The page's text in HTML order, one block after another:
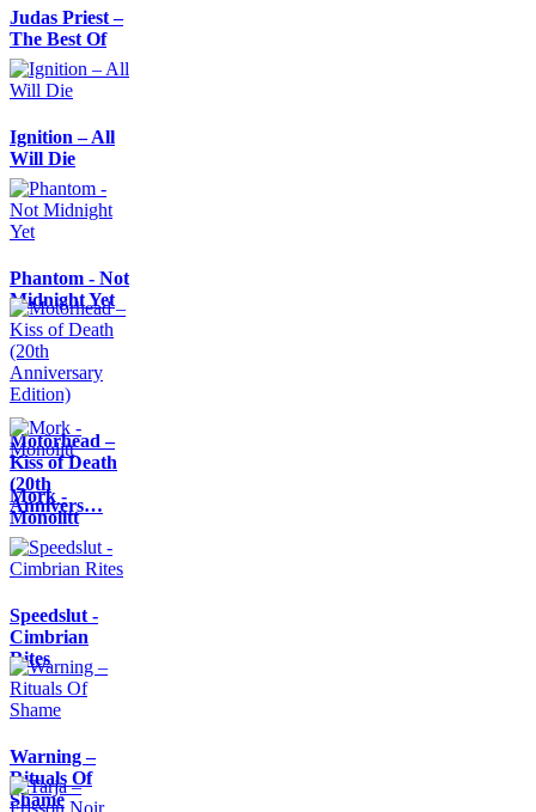
Judas Priest –
The Best Of
Ignition – All
Will Die
Phantom - Not
Midnight Yet
Motörhead –
Kiss of Death
(20th
Annivers…
Mork -
Monolitt
Speedslut -
Cimbrian
Rites
Warning –
Rituals Of
Shame